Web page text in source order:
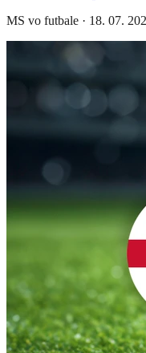
MS vo futbale · 18. 07.